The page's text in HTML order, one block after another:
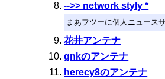
-->> network styly *
まあフツーに個人ニュース
花井アンテナ
gnkのアンテナ
herecy8のアンテナ